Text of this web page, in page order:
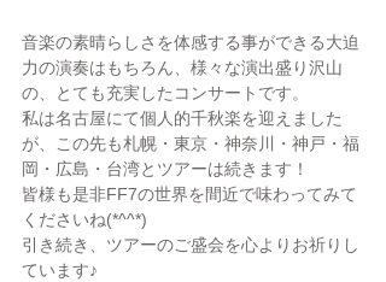
音楽の素晴らしさを体感する事ができる大迫
力の演奏はもちろん、様々な演出盛り沢山
の、とても充実したコンサートです。
私は名古屋にて個人的千秋楽を迎えました
が、この先も札幌・東京・神奈川・神戸・福
岡・広島・台湾とツアーは続きます！
皆様も是非FF7の世界を間近で味わってみて
くださいね(*^^*)
引き続き、ツアーのご盛会を心よりお祈りし
ています♪